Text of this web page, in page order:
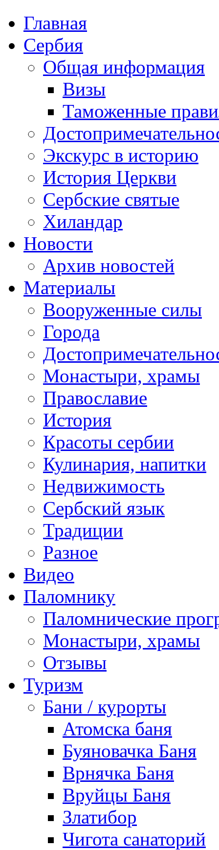
Главная
Сербия
Общая информация
Визы
Таможенные
Экскурс в историю
История Церкви
Сербские святые
Хиландар
Новости
Архив новостей
Материалы
Вооруженные силы
Города
Монастыри, храмы
Православие
История
Красоты сербии
Кулинария, напитки
Недвижимость
Сербский язык
Традиции
Разное
Видео
Паломнику
Паломнические
Монастыри, храмы
Отзывы
Туризм
Бани / курорты
Атомска баня
Буяновачка Баня
Врнячка Баня
Вруйцы Баня
Златибор
Чигота санаторий